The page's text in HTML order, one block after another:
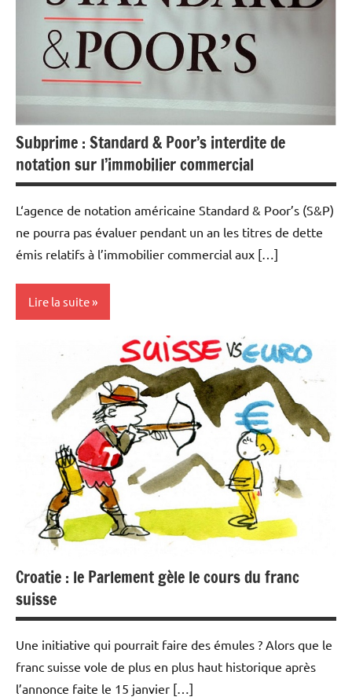
Immobilier
Subprime : Standard & Poor’s interdite de
notation sur l’immobilier commercial
L‘agence de notation américaine Standard & Poor’s (S&P)
ne pourra pas évaluer pendant un an les titres de dette
émis relatifs à l’immobilier commercial aux […]
Lire la suite
Immobilier
Croatie : le Parlement gèle le cours du franc
suisse
Une initiative qui pourrait faire des émules ? Alors que le
franc suisse vole de plus en plus haut historique après
l’annonce faite le 15 janvier […]